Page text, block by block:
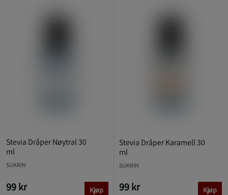
Stevia Dråper Nøytral 30
ml
SUKRIN
99 kr Kjøp
Stevia Dråper Karamell 30
ml
SUKRIN
99 kr Kjøp